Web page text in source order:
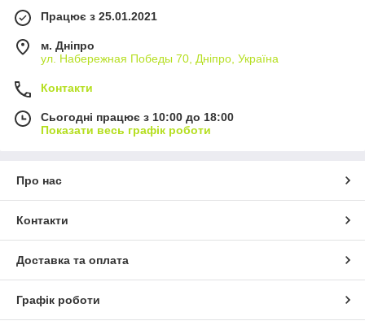
Працює з 25.01.2021
м. Дніпро
ул. Набережная Победы 70, Дніпро, Україна
Контакти
Сьогодні працює з 10:00 до 18:00
Показати весь графік роботи
Про нас
Контакти
Доставка та оплата
Графік роботи